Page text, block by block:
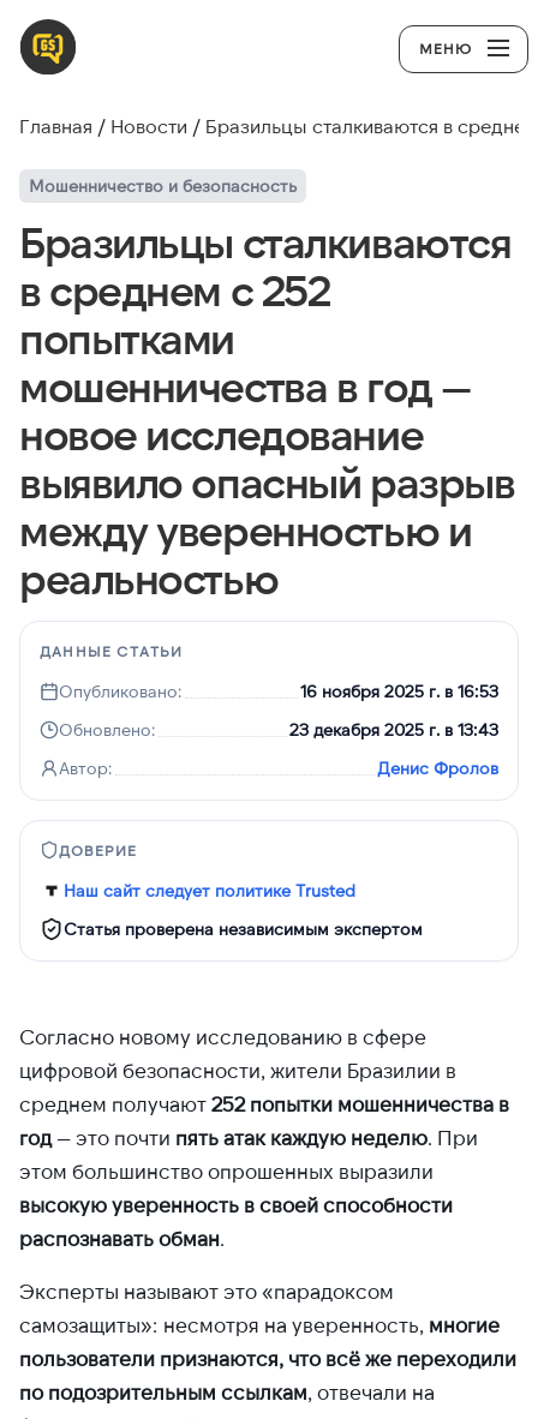
МЕНЮ
Главная Новости Бразильцы сталкиваются в
Мошенничество и безопасность
Бразильцы сталкиваются
в среднем с 252
попытками
мошенничества в год —
новое исследование
выявило опасный разрыв
между уверенностью и
реальностью
ДАННЫЕ СТАТЬИ
Опубликовано:
16 ноября 2025 г. в 16:53
Обновлено:
23 декабря 2025 г. в 13:43
Автор:
Денис Фролов
ДОВЕРИЕ
Наш сайт следует политике Trusted
Статья проверена независимым экспертом
Согласно новому исследованию в сфере
цифровой безопасности, жители Бразилии в
среднем получают 252 попытки мошенничества в
год— это почти пять атак каждую неделю. При
этом большинство опрошенных выразили
высокую уверенность в своей способности
распознавать обман.
Эксперты называют это «парадоксом
самозащиты»: несмотря на уверенность, многие
пользователи признаются, что всё же переходили
по подозрительным ссылкам, отвечали на